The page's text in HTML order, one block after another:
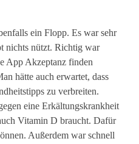
ein Flopp. Es war sehr
nichts nützt. Richtig war
App Akzeptanz finden
hätte auch erwartet, dass
zu verbreiten.
eine Erkältungskrankheit
Vitamin D braucht. Dafür
Außerdem war schnell